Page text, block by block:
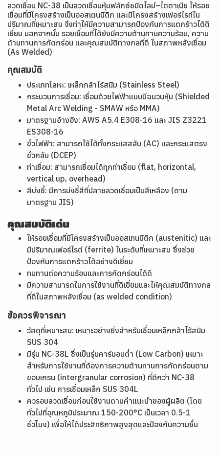
ลวดเชื่อม NC-38 เป็นลวดเชื่อมหุ้มฟลักซ์ชนิดไลม์–ไตตาเนีย ให้รอย
เชื่อมที่มีโครงสร้างเป็นออสเตนนิติก และมีโครงสร้างเฟอร์ไรท์ใน
ปริมาณที่เหมาะสม จึงทำให้มีความสามารถป้องกันการแตกร้าวได้ดี
เยี่ยม นอกจากนั้น รอยเชื่อมที่ได้ยังมีความต้านทานความร้อน, ความ
ต้านทานการกัดกร่อน และคุณสมบัติทางกลที่ดี ในสภาพหลังเชื่อม
(As Welded)
คุณสมบัติ
ประเภทโลหะ: เหล็กกล้าไร้สนิม (Stainless Steel)
กระบวนการเชื่อม: เชื่อมด้วยไฟฟ้าแบบมีฉนวนหุ้ม (Shielded
Metal Arc Welding - SMAW หรือ MMA)
มาตรฐานอ้างอิง: AWS A5.4 E308-16 และ JIS Z3221
ES308-16
ขั้วไฟฟ้า: สามารถใช้ได้ทั้งกระแสสลับ (AC) และกระแสตรง
ขั้วกลับ (DCEP)
ท่าเชื่อม: สามารถเชื่อมได้ทุกท่าเชื่อม (flat, horizontal,
vertical up, overhead)
สีบ่งชี้: มีการบ่งชี้สีที่ปลายลวดเชื่อมเป็นสีเหลือง (ตาม
มาตรฐาน JIS)
คุณสมบัติเด่น
ให้รอยเชื่อมที่มีโครงสร้างเป็นออสเทนนิติก (austenitic) และ
มีปริมาณเฟอร์ไรต์ (ferrite) ในระดับที่เหมาะสม ซึ่งช่วย
ป้องกันการแตกร้าวได้อย่างดีเยี่ยม
ทนทานต่อความร้อนและการกัดกร่อนได้ดี
มีความสามารถในการใช้งานที่ดีเยี่ยมและให้คุณสมบัติทางกล
ที่ดีในสภาพหลังเชื่อม (as welded condition)
ข้อควรพิจารณา
วัสดุที่เหมาะสม: เหมาะอย่างยิ่งสำหรับเชื่อมเหล็กกล้าไร้สนิม
SUS 304
มีรุ่น NC-38L ซึ่งเป็นรุ่นคาร์บอนต่ำ (Low Carbon) เหมาะ
สำหรับการใช้งานที่ต้องการความต้านทานการกัดกร่อนตาม
ขอบเกรน (intergranular corrosion) ที่ดีกว่า NC-38
ทั่วไป เช่น การเชื่อมเหล็ก SUS 304L
ควรอบลวดเชื่อมก่อนใช้งานตามคำแนะนำของผู้ผลิต (โดย
ทั่วไปที่อุณหภูมิประมาณ 150-200°C เป็นเวลา 0.5-1
ชั่วโมง) เพื่อให้ได้ประสิทธิภาพสูงสุดและป้องกันความชื้น